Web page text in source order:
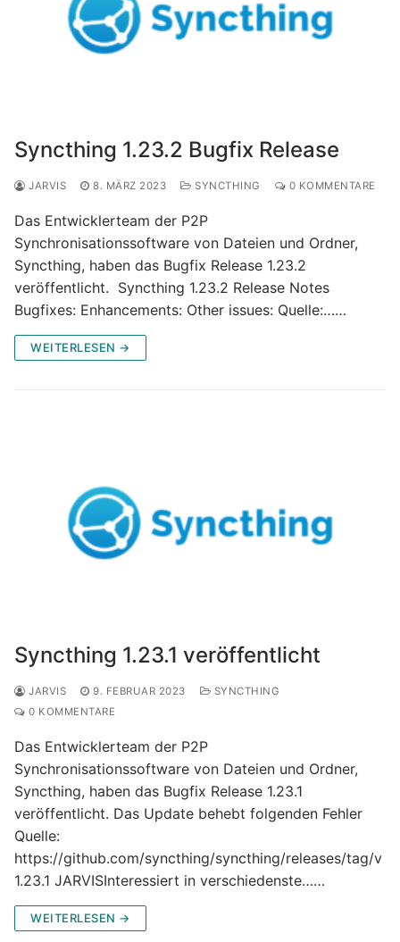
Syncthing 1.23.2 Bugfix Release
JARVIS 8. MÄRZ 2023 SYNCTHING 0 KOMMENTARE
Das Entwicklerteam der P2P
Synchronisationssoftware von Dateien und Ordner,
Syncthing, haben das Bugfix Release 1.23.2
veröffentlicht. Syncthing 1.23.2 Release Notes
Bugfixes: Enhancements: Other issues: Quelle:……
WEITERLESEN →
Syncthing 1.23.1 veröffentlicht
JARVIS 9. FEBRUAR 2023
SYNCTHING
0 KOMMENTARE
Das Entwicklerteam der P2P
Synchronisationssoftware von Dateien und Ordner,
Syncthing, haben das Bugfix Release 1.23.1
veröffentlicht. Das Update behebt folgenden Fehler
Quelle:
https://github.com/syncthing/syncthing/releases/tag/v
1.23.1 JARVISInteressiert in verschiedenste……
WEITERLESEN →